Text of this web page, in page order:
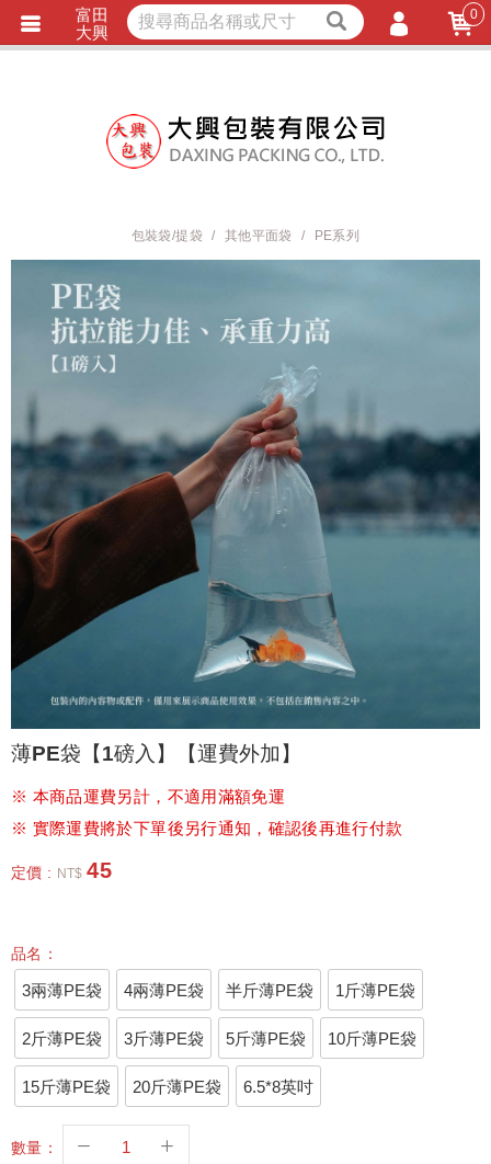
立即詢價 LINE詢問
包裝袋/提袋 其他平面袋 PE系列
薄PE袋【1磅入】【運費外加】
※ 本商品運費另計，不適用滿額免運
※ 實際運費將於下單後另行通知，確認後再進行付款
定價 : NT$ 45
品名：
3兩薄PE袋 4兩薄PE袋 半斤薄PE袋 1斤薄PE袋
2斤薄PE袋 3斤薄PE袋 5斤薄PE袋 10斤薄PE袋
15斤薄PE袋 20斤薄PE袋 6.5*8英吋
數量：
富田
大興
0
會員註冊
忘記密碼
獨家商品 耐熱內襯